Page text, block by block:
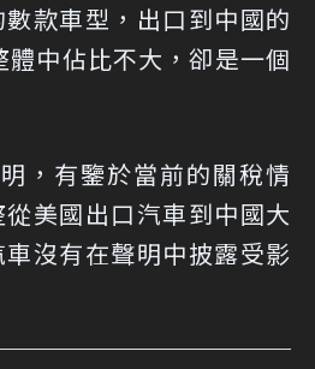
款車型，出口到中國的
中佔比不大，卻是一個
，有鑒於當前的關稅情
美國出口汽車到中國大
沒有在聲明中披露受影